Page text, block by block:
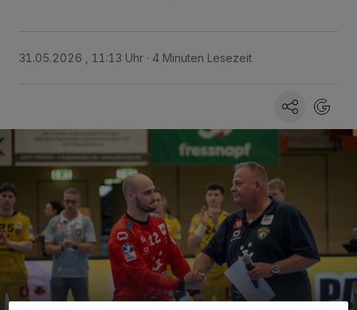
31.05.2026 , 11:13 Uhr 4 Minuten Lesezeit
Wir und unsere218-Partner speichern und greifen auf
personenbezogene Daten wie Browserdaten oder eindeutige
Kennungen auf Ihrem Gerät zu. Durch Auswahl von OK aktivieren Sie
Tracking-Technologien für die unter „Wir und unsere Partner
verarbeiten Daten, um Ihnen Dienste bereitzustellen“ aufgeführten
Zwecke. Wenn Tracker deaktiviert sind, sind manche Inhalte und
Anzeigen möglicherweise nicht mehr so relevant für Sie. Sie können
dieses Menü jederzeit wieder aufrufen, um Ihre Einstellungen zu
ändern oder Ihre Einwilligung zu widerrufen, indem Sie auf den Link
Einstellungen oder Ablehnen am unteren Rand der Webseite klicken.
Ihre Einstellungen gelten innerhalb unseres Website. Weitere
Informationen finden Sie in unserer Datenschutzerklärung.